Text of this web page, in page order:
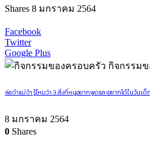
Shares 8 มกราคม 2564
Facebook
Twitter
Google Plus
กิจกรรม
พ่อจ๋าแม่จ๋า รู้ไหมว่า 3 สิ่งที่หนูอยากพูดและอยากได้ในวันเด็ก
8 มกราคม 2564
0 Shares